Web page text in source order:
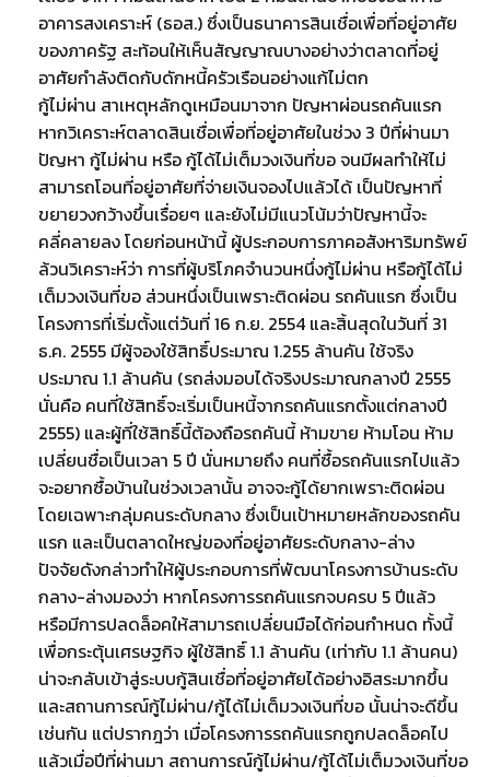
อาคารสงเคราะห์ (ธอส.) ซึ่งเป็นธนาคารสินเชื่อเพื่อที่อยู่อาศัย
ของภาครัฐ สะท้อนให้เห็นสัญญาณบางอย่างว่าตลาดที่อยู่
อาศัยกำลังติดกับดักหนี้ครัวเรือนอย่างแก้ไม่ตก
กู้ไม่ผ่าน สาเหตุหลักดูเหมือนมาจาก ปัญหาผ่อนรถคันแรก
หากวิเคราะห์ตลาดสินเชื่อเพื่อที่อยู่อาศัยในช่วง 3 ปีที่ผ่านมา
ปัญหา กู้ไม่ผ่าน หรือ กู้ได้ไม่เต็มวงเงินที่ขอ จนมีผลทำให้ไม่
สามารถโอนที่อยู่อาศัยที่จ่ายเงินจองไปแล้วได้ เป็นปัญหาที่
ขยายวงกว้างขึ้นเรื่อยๆ และยังไม่มีแนวโน้มว่าปัญหานี้จะ
คลี่คลายลง โดยก่อนหน้านี้ ผู้ประกอบการภาคอสังหาริมทรัพย์
ล้วนวิเคราะห์ว่า การที่ผู้บริโภคจำนวนหนึ่งกู้ไม่ผ่าน หรือกู้ได้ไม่
เต็มวงเงินที่ขอ ส่วนหนึ่งเป็นเพราะติดผ่อน รถคันแรก ซึ่งเป็น
โครงการที่เริ่มตั้งแต่วันที่ 16 ก.ย. 2554 และสิ้นสุดในวันที่ 31
ธ.ค. 2555 มีผู้จองใช้สิทธิ์ประมาณ 1.255 ล้านคัน ใช้จริง
ประมาณ 1.1 ล้านคัน (รถส่งมอบได้จริงประมาณกลางปี 2555
นั่นคือ คนที่ใช้สิทธิ์จะเริ่มเป็นหนี้จากรถคันแรกตั้งแต่กลางปี
2555) และผู้ที่ใช้สิทธิ์นี้ต้องถือรถคันนี้ ห้ามขาย ห้ามโอน ห้าม
เปลี่ยนชื่อเป็นเวลา 5 ปี นั่นหมายถึง คนที่ซื้อรถคันแรกไปแล้ว
จะอยากซื้อบ้านในช่วงเวลานั้น อาจจะกู้ได้ยากเพราะติดผ่อน
โดยเฉพาะกลุ่มคนระดับกลาง ซึ่งเป็นเป้าหมายหลักของรถคัน
แรก และเป็นตลาดใหญ่ของที่อยู่อาศัยระดับกลาง-ล่าง
ปัจจัยดังกล่าวทำให้ผู้ประกอบการที่พัฒนาโครงการบ้านระดับ
กลาง-ล่างมองว่า หากโครงการรถคันแรกจบครบ 5 ปีแล้ว
หรือมีการปลดล็อคให้สามารถเปลี่ยนมือได้ก่อนกำหนด ทั้งนี้
เพื่อกระตุ้นเศรษฐกิจ ผู้ใช้สิทธิ์ 1.1 ล้านคัน (เท่ากับ 1.1 ล้านคน)
น่าจะกลับเข้าสู่ระบบกู้สินเชื่อที่อยู่อาศัยได้อย่างอิสระมากขึ้น
และสถานการณ์กู้ไม่ผ่าน/กู้ได้ไม่เต็มวงเงินที่ขอ นั้นน่าจะดีขึ้น
เช่นกัน แต่ปรากฎว่า เมื่อโครงการรถคันแรกถูกปลดล็อคไป
แล้วเมื่อปีที่ผ่านมา สถานการณ์กู้ไม่ผ่าน/กู้ได้ไม่เต็มวงเงินที่ขอ